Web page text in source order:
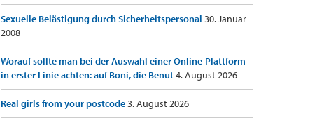
Sexuelle Belästigung durch Sicherheitspersonal 30. Januar
2008
Worauf sollte man bei der Auswahl einer Online-Plattform
in erster Linie achten: auf Boni, die Benut4. August 2026
Real girls from your postcode3. August 2026